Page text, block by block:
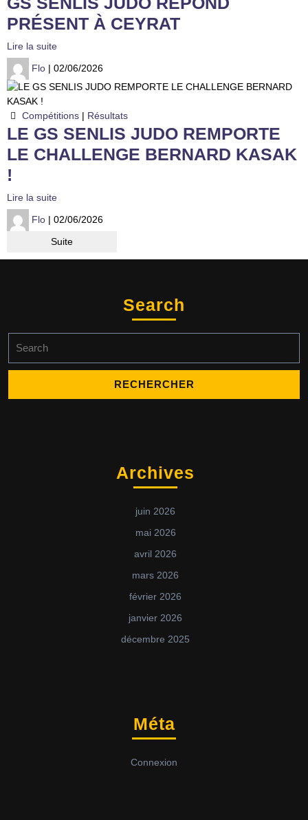
PRÉSENT À CEYRAT
Lire la suite
Flo | 02/06/2026
Compétitions| Résultats
LE GS SENLIS JUDO REMPORTE
LE CHALLENGE BERNARD KASAK
!
Lire la suite
Flo | 02/06/2026
Suite
Search
Archives
juin 2026
mai 2026
avril 2026
mars 2026
février 2026
janvier 2026
décembre 2025
Méta
Connexion